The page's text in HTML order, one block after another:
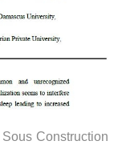
Sous Construction